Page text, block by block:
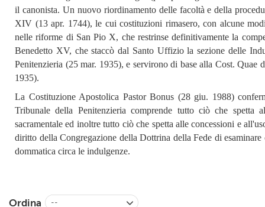
il canonista. Un nuovo riordinamento delle facoltà e della
XIV (13 apr. 1744), le cui costituzioni rimasero, con alcune
nelle riforme di San Pio X, che restrinse definitivamente la
Benedetto XV, che staccò dal Santo Uffizio la sezione delle
Penitenzieria (25 mar. 1935), e servirono di base alla Cost. Quae
1935).
La Costituzione Apostolica Pastor Bonus (28 giu. 1988)
Tribunale della Penitenzieria comprende tutto ciò che spetta
sacramentale ed inoltre tutto ciò che spetta alle concessioni e
diritto della Congregazione della Dottrina della Fede di
dommatica circa le indulgenze.
Ordina --